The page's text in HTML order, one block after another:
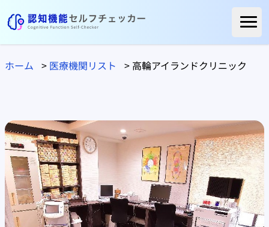
ホーム
ご利用者様の声
医療関係の方へ
自治体の方へ
医療機関リスト
ホーム > 医療機関リスト > 高輪アイランドクリニック